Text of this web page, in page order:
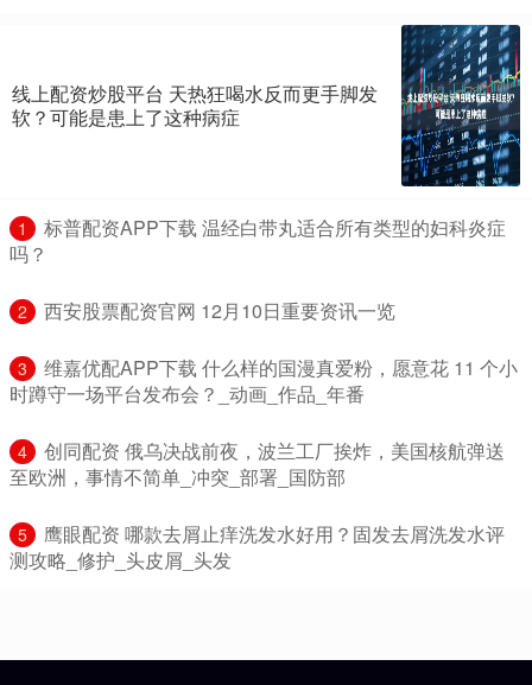
线上配资炒股平台 天热狂喝水反而更手脚发
软？可能是患上了这种病症
1
​标普配资APP下载 温经白带丸适合所有类型的妇科炎症
吗？
2 ​西安股票配资官网 12月10日重要资讯一览
3
​维嘉优配APP下载 什么样的国漫真爱粉，愿意花 11 个小
时蹲守一场平台发布会？_动画_作品_年番
4
​创同配资 俄乌决战前夜，波兰工厂挨炸，美国核航弹送
至欧洲，事情不简单_冲突_部署_国防部
5
​鹰眼配资 哪款去屑止痒洗发水好用？固发去屑洗发水评
测攻略_修护_头皮屑_头发